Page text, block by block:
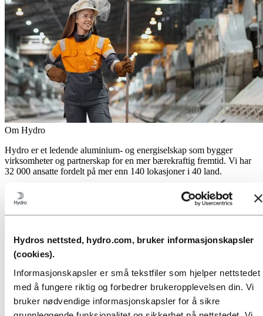
Hydros nettsted, hydro.com, bruker informasjonskapsler
(cookies).
Informasjonskapsler er små tekstfiler som hjelper nettstedet
med å fungere riktig og forbedrer brukeropplevelsen din. Vi
bruker nødvendige informasjonskapsler for å sikre
Om Hydro
Hydro er et ledende aluminium- og energiselskap som bygger
virksomheter og partnerskap for en mer bærekraftig fremtid. Vi har
32 000 ansatte fordelt på mer enn 140 lokasjoner i 40 land.
Industrier vi leverer til
Gå til:
Hydro Rein
Kraftproduksjon og markedsoperasjoner
Gå til:Bærekraft